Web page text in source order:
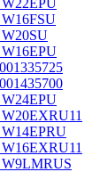
W9LMRUS